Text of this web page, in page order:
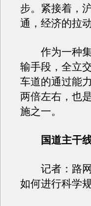
步。紧接着，
通，经济的拉
作为一种集
输手段，全立
车道的通过能
两倍左右，也
施之一。
国道主干
记者：路网
如何进行科学